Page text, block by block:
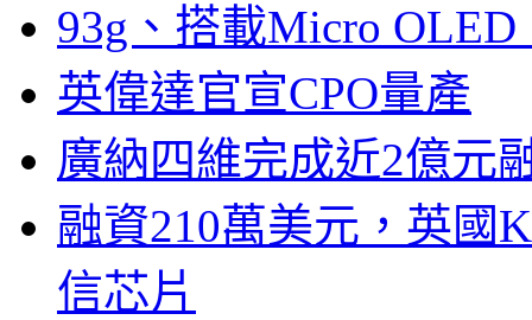
93g、搭載Micro
英偉達官宣CPO量產
廣納四維完成近2億元
融資210萬美元，英國
信芯片